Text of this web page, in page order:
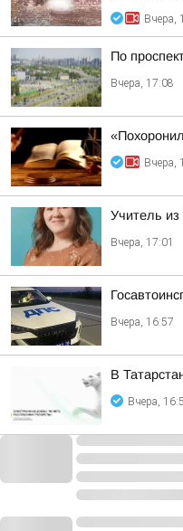
Вчера,
По
Вчера, 17:08
Вчера,
Учитель
Вчера, 17:01
Вчера, 16:57
В
Вчера,